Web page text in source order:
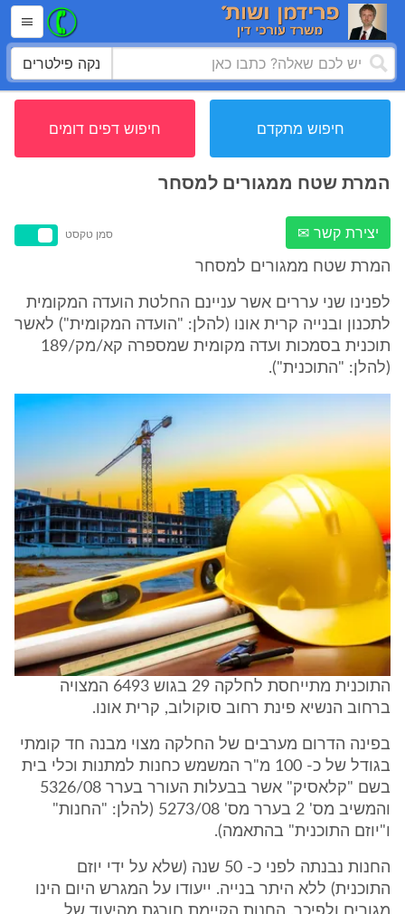
נקה פילטרים
חיפוש מתקדם חיפוש דפים דומים
המרת שטח ממגורים למסחר
יצירת קשר ✉ סמן טקסט
המרת שטח ממגורים למסחר
לפנינו שני עררים אשר עניינם החלטת הועדה המקומית
לתכנון ובנייה קרית אונו (להלן: "הועדה המקומית") לאשר
תוכנית בסמכות ועדה מקומית שמספרה קא/מק/189
(להלן: "התוכנית").
התוכנית מתייחסת לחלקה 29 בגוש 6493 המצויה
ברחוב הנשיא פינת רחוב סוקולוב, קרית אונו.
בפינה הדרום מערבים של החלקה מצוי מבנה חד קומתי
בגודל של כ- 100 מ"ר המשמש כחנות למתנות וכלי בית
בשם "קלאסיק" אשר בבעלות העורר בערר 5326/08
והמשיב מס' 2 בערר מס' 5273/08 (להלן: "החנות"
ו"יוזם התוכנית" בהתאמה).
החנות נבנתה לפני כ- 50 שנה (שלא על ידי יוזם
התוכנית) ללא היתר בנייה. ייעודו על המגרש היום הינו